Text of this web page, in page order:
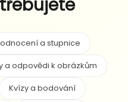
a stupnice
a odpovědi k obrázkům
Kvízy a bodování